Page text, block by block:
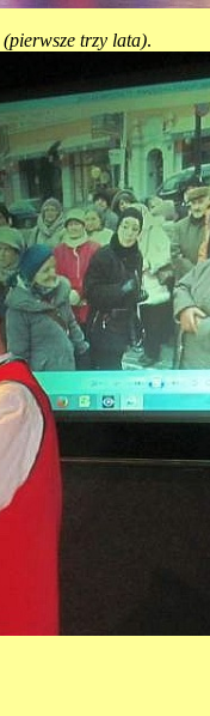
(pierwsze trzy lata).